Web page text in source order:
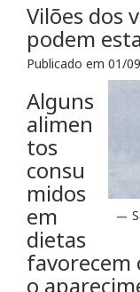
Vilões dos
podem
Publicado em 01/
Alguns
alimen
tos
consu
midos
em
dietas
favorecem
o